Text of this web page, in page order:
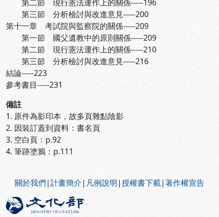
第二節 現行憲法運作上的關係-----196
第三節 分析檢討與改進意見-----200
第十一章 考試院與監察院的關係-----209
第一節 國父遺教中的原則關係-----209
第二節 現行憲法運作上的關係-----210
第三節 分析檢討與改進意見-----216
結論-----223
參考書目-----231
備註
1. 原件為影印本，故多頁雜點陰影
2. 因裝訂蓋到資料：書名頁
3. 空白頁：p.92
4. 筆跡塗鴉：p.111
關於我們|計畫簡介| 凡例說明|授權書下載|著作權宣告